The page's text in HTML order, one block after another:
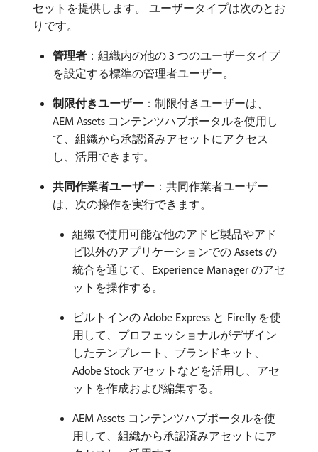
セットを提供します。 ユーザータイプは次のとお
りです。
管理者 ：組織内の他の 3 つのユーザータイプ
を設定する標準の管理者ユーザー。
制限付きユーザー ：制限付きユーザーは、
AEM Assets コンテンツハブポータルを使用し
て、組織から承認済みアセットにアクセス
し、活用できます。
共同作業者ユーザー ：共同作業者ユーザー
は、次の操作を実行できます。
組織で使用可能な他のアドビ製品やアド
ビ以外のアプリケーションでの Assets の
統合を通じて、Experience Manager のアセ
ットを操作する。
ビルトインの Adobe Express と Firefly を使
用して、プロフェッショナルがデザイン
したテンプレート、ブランドキット、
Adobe Stock アセットなどを活用し、アセ
ットを作成および編集する。
AEM Assets コンテンツハブポータルを使
用して、組織から承認済みアセットにア